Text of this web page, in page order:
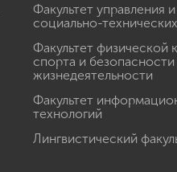
Факультет управления и
социально-
Факультет физической
спорта и безопасности
жизнедеятельности
Факультет
технологий
Лингвистический